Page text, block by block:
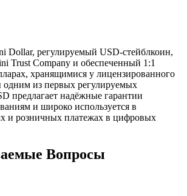
Dollar, регулируемый USD-стейблкоин,
Trust Company и обеспеченный 1:1
хранящимися у лицензированного
одним из первых регулируемых
предлагает надёжные гарантии
и широко используется в
и розничных платежах в цифровых
Вопросы